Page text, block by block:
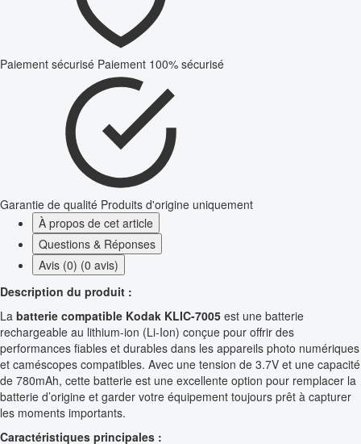
Paiement sécurisé Paiement 100% sécurisé
Garantie de qualité Produits d'origine uniquement
À propos de cet article
Questions & Réponses
Avis (0) (0 avis)
Description du produit :
La batterie compatible Kodak KLIC-7005 est une batterie
rechargeable au lithium-ion (Li-Ion) conçue pour offrir des
performances fiables et durables dans les appareils photo numériques
et caméscopes compatibles. Avec une tension de 3.7V et une capacité
de 780mAh, cette batterie est une excellente option pour remplacer la
batterie d’origine et garder votre équipement toujours prêt à capturer
les moments importants.
Caractéristiques principales :